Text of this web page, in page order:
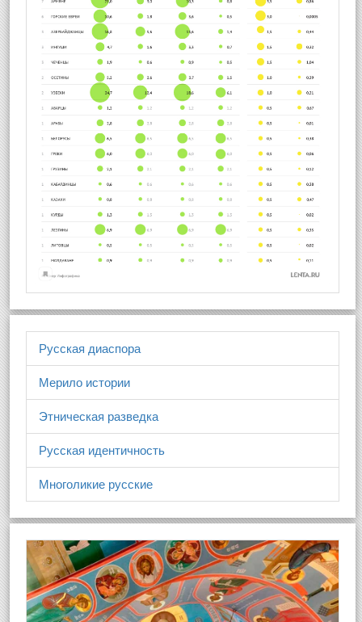
Русская диаспора
Мерило истории
Этническая разведка
Русская идентичность
Многоликие русские